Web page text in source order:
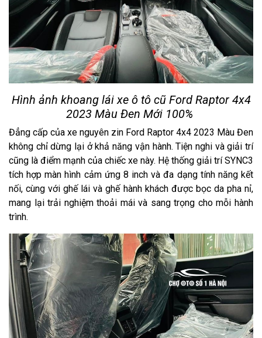
Hình ảnh khoang lái xe ô tô cũ Ford Raptor 4x4
2023 Màu Đen Mới 100%
Đẳng cấp của xe nguyên zin Ford Raptor 4x4 2023 Màu Đen
không chỉ dừng lại ở khả năng vận hành. Tiện nghi và giải trí
cũng là điểm mạnh của chiếc xe này. Hệ thống giải trí SYNC3
tích hợp màn hình cảm ứng 8 inch và đa dạng tính năng kết
nối, cùng với ghế lái và ghế hành khách được bọc da pha nỉ,
mang lại trải nghiệm thoải mái và sang trọng cho mỗi hành
trình.